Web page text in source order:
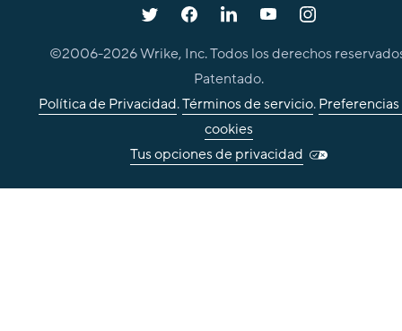
©2006-2026Wrike, Inc. Todos los derechos
Patentado.
Política de Privacidad.Términos de servicio.
cookies
Tus opciones de privacidad